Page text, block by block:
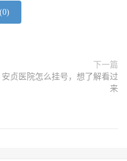
0)
下一篇
安贞医院怎么挂号，想了解看过
来